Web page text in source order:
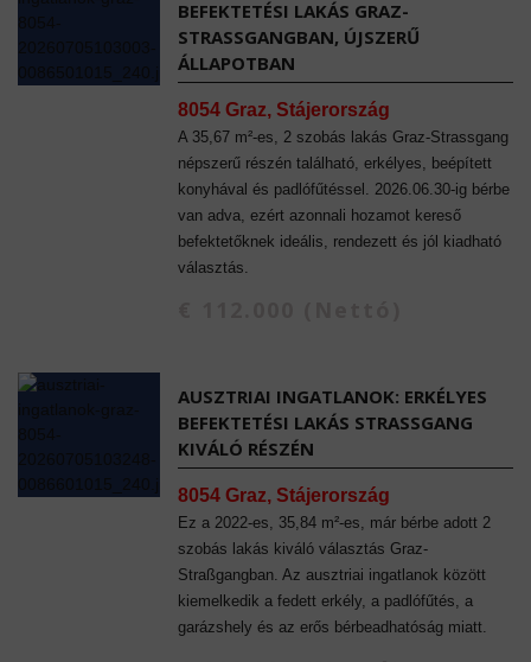
BEFEKTETÉSI LAKÁS GRAZ-
STRASSGANGBAN, ÚJSZERŰ
ÁLLAPOTBAN
8054 Graz, Stájerország
A 35,67 m²-es, 2 szobás lakás Graz-Strassgang
népszerű részén található, erkélyes, beépített
konyhával és padlófűtéssel. 2026.06.30-ig bérbe
van adva, ezért azonnali hozamot kereső
befektetőknek ideális, rendezett és jól kiadható
választás.
AUSZTRIAI INGATLANOK: ERKÉLYES
BEFEKTETÉSI LAKÁS STRASSGANG K
IVÁLÓ RÉSZÉN
8054 Graz, Stájerország
Ez a 2022-es, 35,84 m²-es, már bérbe adott 2
szobás lakás kiváló választás Graz-
Straßgangban. Az ausztriai ingatlanok között
kiemelkedik a fedett erkély, a padlófűtés, a
garázshely és az erős bérbeadhatóság miatt.